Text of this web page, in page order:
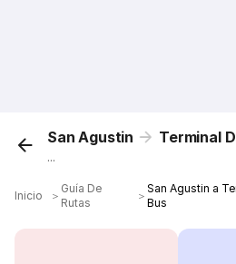
San Agustin Terminal
...
Inicio ＞
Guía De
Rutas
＞
San Agustin a
Bus